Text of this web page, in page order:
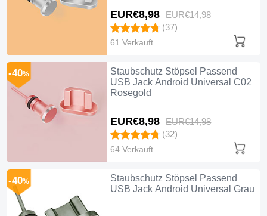
EUR€8,98 EUR€14,98
(37)
61 Verkauft
Staubschutz Stöpsel Passend
USB Jack Android Universal C02
Rosegold
EUR€8,98 EUR€14,98
-40%
(32)
64 Verkauft
Staubschutz Stöpsel Passend
USB Jack Android Universal Grau
-40%